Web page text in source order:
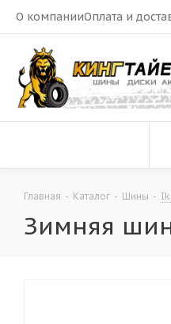
О компанииОплата и
Главная - Каталог - Шины -
Зимняя